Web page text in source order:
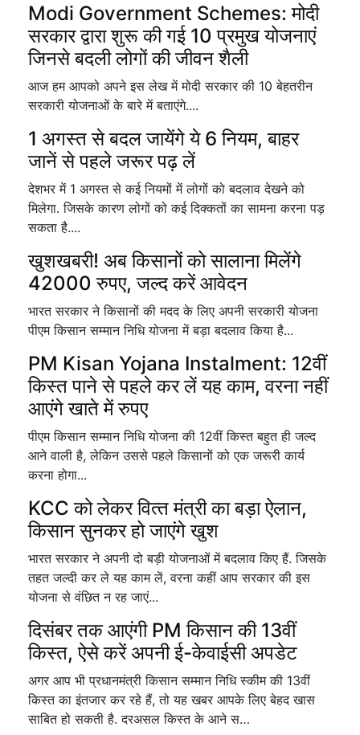
Modi Government Schemes: मोदी
सरकार द्वारा शुरू की गई 10 प्रमुख योजनाएं
जिनसे बदली लोगों की जीवन शैली
आज हम आपको अपने इस लेख में मोदी सरकार की 10 बेहतरीन
सरकारी योजनाओं के बारे में बताएंगे....
1 अगस्त से बदल जायेंगे ये 6 नियम, बाहर
जानें से पहले जरूर पढ़ लें
देशभर में 1 अगस्त से कई नियमों में लोगों को बदलाव देखने को
मिलेगा. जिसके कारण लोगों को कई दिक्कतों का सामना करना पड़
सकता है....
खुशखबरी! अब किसानों को सालाना मिलेंगे
42000 रुपए, जल्द करें आवेदन
भारत सरकार ने किसानों की मदद के लिए अपनी सरकारी योजना
पीएम किसान सम्मान निधि योजना में बड़ा बदलाव किया है...
PM Kisan Yojana Instalment: 12वीं
किस्त पाने से पहले कर लें यह काम, वरना नहीं
आएंगे खाते में रुपए
पीएम किसान सम्मान निधि योजना की 12वीं किस्त बहुत ही जल्द
आने वाली है, लेकिन उससे पहले किसानों को एक जरूरी कार्य
करना होगा...
KCC को लेकर व‍ित्‍त मंत्री का बड़ा ऐलान,
किसान सुनकर हो जाएंगे खुश
भारत सरकार ने अपनी दो बड़ी योजनाओं में बदलाव किए हैं. जिसके
तहत जल्दी कर ले यह काम लें, वरना कहीं आप सरकार की इस
योजना से वंछित न रह जाएं...
दिसंबर तक आएंगी PM किसान की 13वीं
किस्त, ऐसे करें अपनी ई-केवाईसी अपडेट
अगर आप भी प्रधानमंत्री किसान सम्मान निधि स्कीम की 13वीं
किस्त का इंतजार कर रहे हैं, तो यह खबर आपके लिए बेहद खास
साबित हो सकती है. दरअसल किस्त के आने स…